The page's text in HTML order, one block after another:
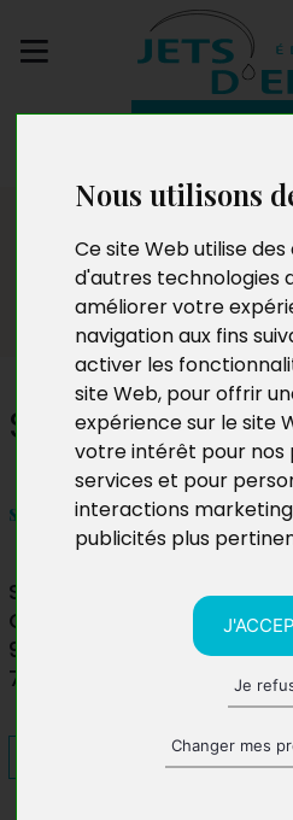
Nous utilisons
Ce site Web utilise
d'autres technologies
améliorer votre
navigation aux fins
activer les
site Web, pour offrir
expérience sur le site
votre intérêt pour nos
services et pour
interactions marketing
publicités plus
Je
Changer mes
Dédicaces
Samuel
samedi 20 et dimanche 21
Salon du livre de Paray-le-
Centre Culturel et de
9 boulevard du Collège
71342 Paray-le-Monial